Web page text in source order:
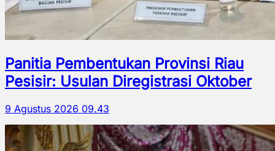
Panitia Pembentukan Provinsi Riau
Pesisir: Usulan Diregistrasi Oktober
9 Agustus 2026 09.43